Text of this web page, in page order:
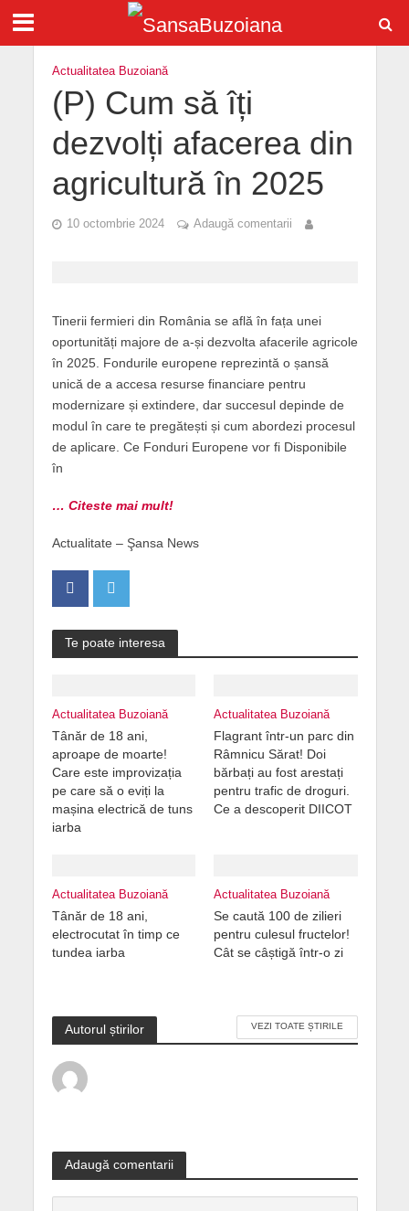
Actualitatea Buzoiană
(P) Cum să îți
dezvolți afacerea din
agricultură în 2025
10 octombrie 2024 Adaugă comentarii
Tinerii fermieri din România se află în fața unei
oportunități majore de a-și dezvolta afacerile agricole
în 2025. Fondurile europene reprezintă o șansă
unică de a accesa resurse financiare pentru
modernizare și extindere, dar succesul depinde de
modul în care te pregătești și cum abordezi procesul
de aplicare. Ce Fonduri Europene vor fi Disponibile
în
… Citeste mai mult!
Actualitate – Şansa News
Te poate interesa
Actualitatea Buzoiană
Tânăr de 18 ani,
aproape de moarte!
Care este improvizația
pe care să o eviți la
mașina electrică de tuns
iarba
Actualitatea Buzoiană
Flagrant într-un parc din
Râmnicu Sărat! Doi
bărbați au fost arestați
pentru trafic de droguri.
Ce a descoperit DIICOT
Actualitatea Buzoiană
Tânăr de 18 ani,
electrocutat în timp ce
tundea iarba
Actualitatea Buzoiană
Se caută 100 de zilieri
pentru culesul fructelor!
Cât se câștigă într-o zi
Autorul știrilor VEZI TOATE ȘTIRILE
Adaugă comentarii